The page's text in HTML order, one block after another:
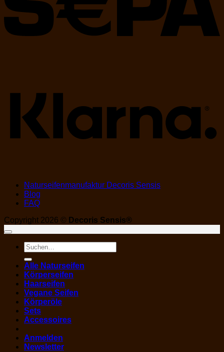
Naturseifenmanufaktur Decoris Sensis
Blog
FAQ
Copyright 2026 © Decoris Sensis®
Suchen
nach:
Alle Naturseifen
Körperseifen
Haarseifen
Vegane Seifen
Körperöle
Sets
Accessoires
Anmelden
Newsletter